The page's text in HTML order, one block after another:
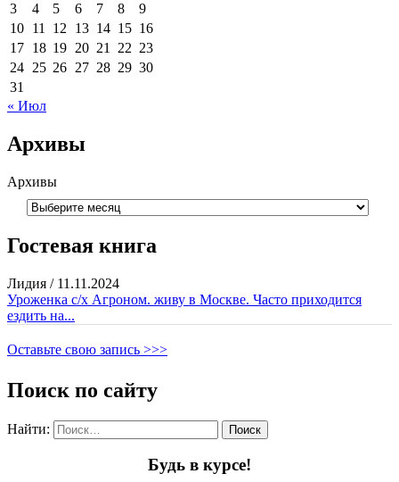
3
4 5 6 7 8
9
10 11 12 13 14 15 16
17 18 19 20 21 22 23
24 25 26 27 28 29 30
31
« Июл
Архивы
Архивы
Гостевая книга
Лидия / 11.11.2024
Уроженка с/х Агроном. живу в Москве. Часто приходится
ездить на...
Оставьте свою запись >>>
Поиск по сайту
Найти:
Будь в курсе!